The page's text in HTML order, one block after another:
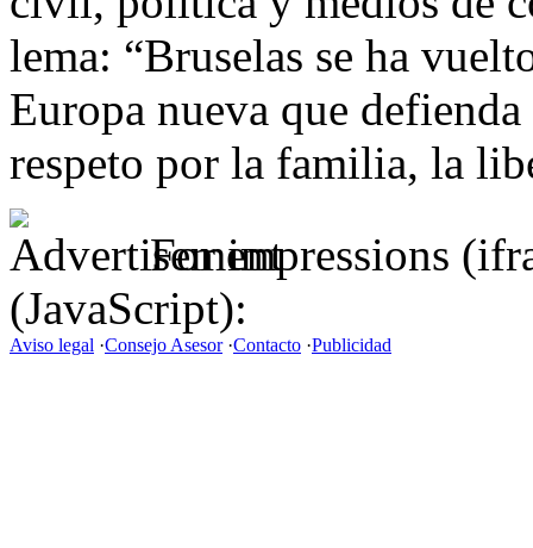
lema: “Bruselas se ha
Europa nueva que
respeto por la familia, la
For impressions
(JavaScript):
Aviso legal ·Consejo Asesor·Contacto ·Publicidad